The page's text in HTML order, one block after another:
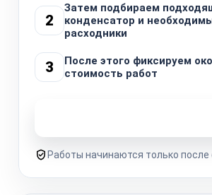
2
Затем подбираем
конденсатор и
расходники
3
После этого фиксируем
стоимость работ
Работы начинаются только после